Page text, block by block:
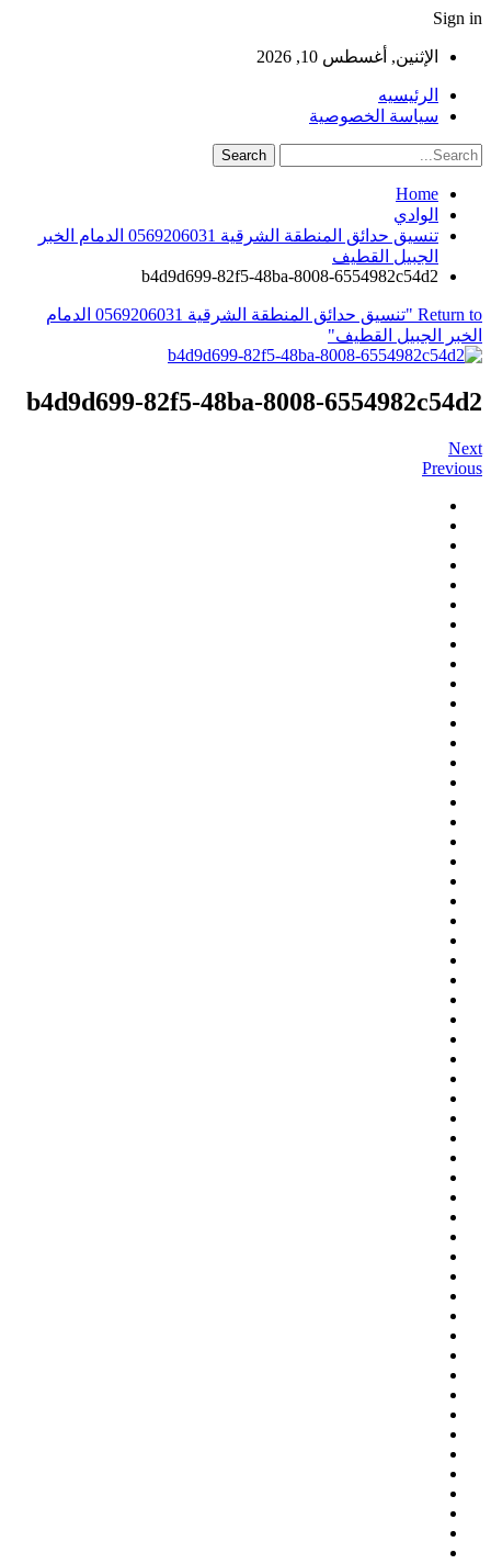
Sign in
الإثنين, أغسطس 10, 2026
الرئيسيه
سياسة الخصوصية
Home
الوادي
تنسيق حدائق المنطقة الشرقية 0569206031 الدمام الخبر
الجبيل القطيف
b4d9d699-82f5-48ba-8008-6554982c54d2
Return to "تنسيق حدائق المنطقة الشرقية 0569206031 الدمام
الخبر الجبيل القطيف"
b4d9d699-82f5-48ba-8008-6554982c54d2
Next
Previous